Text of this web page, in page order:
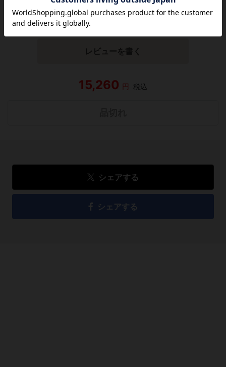
この作品にはまだレビューがありません。 今後読まれる
方のために感想を共有してもらえませんか？
レビューを書く
15,260 円 税込
シェアする
シェアする